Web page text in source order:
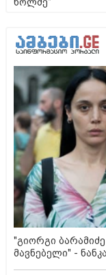
"გიორგი
მავნებელი" -